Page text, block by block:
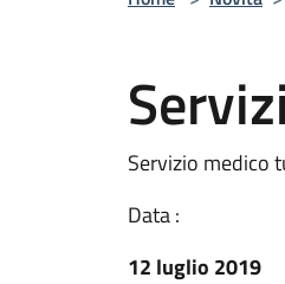
Servizio medico
Data :
12 luglio 2019